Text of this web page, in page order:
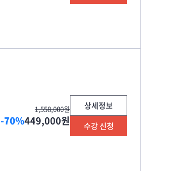
1,558,000원
-70%449,000원
상세정보
수강 신청